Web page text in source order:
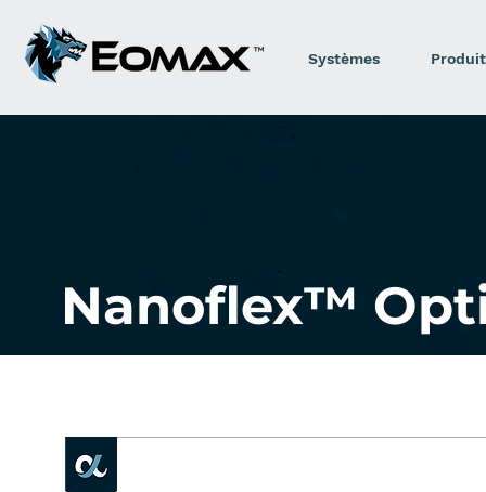
Systèmes
Nanoflex™